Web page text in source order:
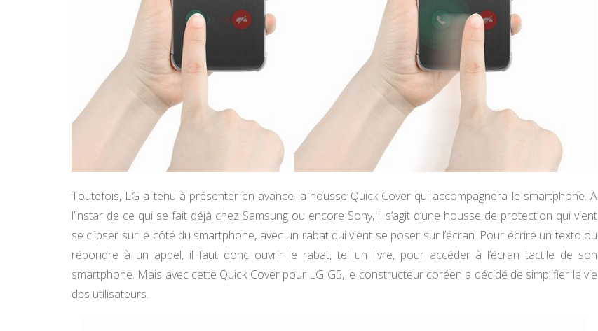
Toutefois, LG a tenu à présenter en avance la housse Quick Cover qui accompagnera le smartphone. A
l’instar de ce qui se fait déjà chez Samsung ou encore Sony, il s’agit d’une housse de protection qui vient
se clipser sur le côté du smartphone, avec un rabat qui vient se poser sur l’écran. Pour écrire un texto ou
répondre à un appel, il faut donc ouvrir le rabat, tel un livre, pour accéder à l’écran tactile de son
smartphone. Mais avec cette Quick Cover pour LG G5, le constructeur coréen a décidé de simplifier la vie
des utilisateurs.